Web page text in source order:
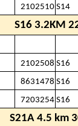
2102510 S14
S16 3.2KM
2102508 S16
8631478 S16
7203254 S16
S21A 4.5 km